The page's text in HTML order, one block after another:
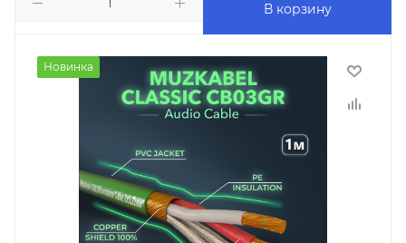
В корзину
Новинка